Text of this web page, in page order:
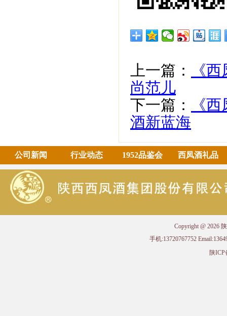
上一篇：
《
尚范儿
下一篇：
《
酒新蓝海
公司新闻 行业动态 1952品鉴会 西凤酒礼品
Copyright @ 2026
手机:13720767752
陕ICP